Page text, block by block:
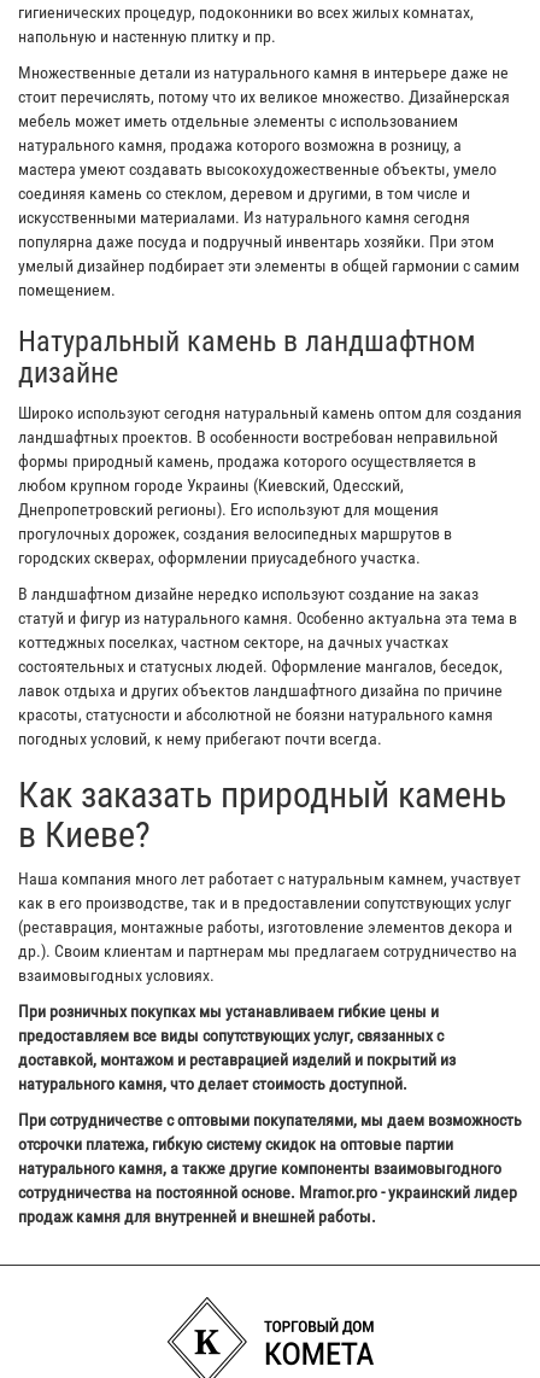
гигиенических процедур, подоконники во всех жилых комнатах,
напольную и настенную плитку и пр.
Множественные детали из натурального камня в интерьере даже не
стоит перечислять, потому что их великое множество. Дизайнерская
мебель может иметь отдельные элементы с использованием
натурального камня, продажа которого возможна в розницу, а
мастера умеют создавать высокохудожественные объекты, умело
соединяя камень со стеклом, деревом и другими, в том числе и
искусственными материалами. Из натурального камня сегодня
популярна даже посуда и подручный инвентарь хозяйки. При этом
умелый дизайнер подбирает эти элементы в общей гармонии с самим
помещением.
Натуральный камень в ландшафтном
дизайне
Широко используют сегодня натуральный камень оптом для создания
ландшафтных проектов. В особенности востребован неправильной
формы природный камень, продажа которого осуществляется в
любом крупном городе Украины (Киевский, Одесский,
Днепропетровский регионы). Его используют для мощения
прогулочных дорожек, создания велосипедных маршрутов в
городских скверах, оформлении приусадебного участка.
В ландшафтном дизайне нередко используют создание на заказ
статуй и фигур из натурального камня. Особенно актуальна эта тема в
коттеджных поселках, частном секторе, на дачных участках
состоятельных и статусных людей. Оформление мангалов, беседок,
лавок отдыха и других объектов ландшафтного дизайна по причине
красоты, статусности и абсолютной не боязни натурального камня
погодных условий, к нему прибегают почти всегда.
Как заказать природный камень
в Киеве?
Наша компания много лет работает с натуральным камнем, участвует
как в его производстве, так и в предоставлении сопутствующих услуг
(реставрация, монтажные работы, изготовление элементов декора и
др.). Своим клиентам и партнерам мы предлагаем сотрудничество на
взаимовыгодных условиях.
При розничных покупках мы устанавливаем гибкие цены и
предоставляем все виды сопутствующих услуг, связанных с
доставкой, монтажом и реставрацией изделий и покрытий из
натурального камня, что делает стоимость доступной.
При сотрудничестве с оптовыми покупателями, мы даем возможность
отсрочки платежа, гибкую систему скидок на оптовые партии
натурального камня, а также другие компоненты взаимовыгодного
сотрудничества на постоянной основе. Mramor.pro - украинский лидер
продаж камня для внутренней и внешней работы.